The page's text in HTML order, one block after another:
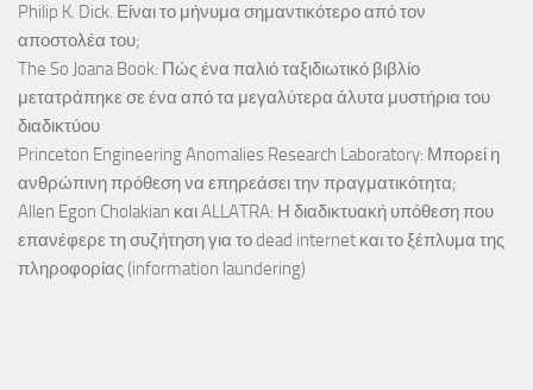
Philip K. Dick. Είναι το μήνυμα σημαντικότερο από τον
αποστολέα του;
The So Joana Book: Πώς ένα παλιό ταξιδιωτικό βιβλίο
μετατράπηκε σε ένα από τα μεγαλύτερα άλυτα μυστήρια του
διαδικτύου
Princeton Engineering Anomalies Research Laboratory: Μπορεί η
ανθρώπινη πρόθεση να επηρεάσει την πραγματικότητα;
Allen Egon Cholakian και ALLATRA: Η διαδικτυακή υπόθεση που
επανέφερε τη συζήτηση για το dead internet και το ξέπλυμα της
πληροφορίας (information laundering)